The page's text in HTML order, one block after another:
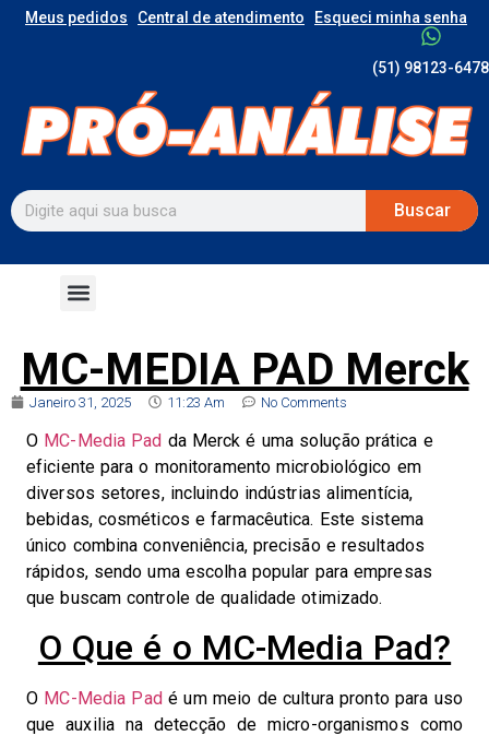
Meus pedidos Central de atendimento Esqueci minha senha
(51) 98123-6478
Buscar
MC-MEDIA PAD Merck
Janeiro 31, 2025 11:23 Am No Comments
O MC-Media Pad da Merck é uma solução prática e
eficiente para o monitoramento microbiológico em
diversos setores, incluindo indústrias alimentícia,
bebidas, cosméticos e farmacêutica. Este sistema
único combina conveniência, precisão e resultados
rápidos, sendo uma escolha popular para empresas
que buscam controle de qualidade otimizado.
O Que é o MC-Media Pad?
O MC-Media Padé um meio de cultura pronto para uso
que auxilia na detecção de micro-organismos como